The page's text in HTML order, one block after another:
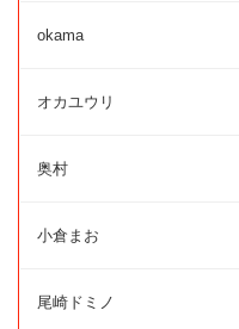
okama
オカユウリ
奥村
小倉まお
尾崎ドミノ